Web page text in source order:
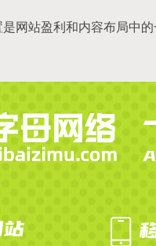
网站盈利和内容布局中